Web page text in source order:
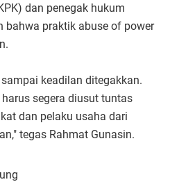
dan penegak hukum
bahwa praktik abuse of power
keadilan ditegakkan.
segera diusut tuntas
dan pelaku usaha dari
tegas Rahmat Gunasin.